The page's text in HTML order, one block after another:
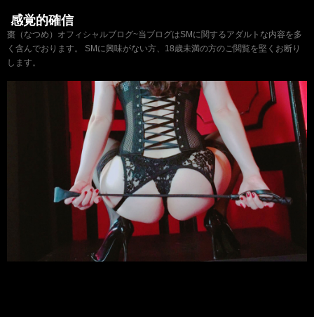
感覚的確信
棗（なつめ）オフィシャルブログ~当ブログはSMに関するアダルトな内容を多
く含んでおります。 SMに興味がない方、18歳未満の方のご閲覧を堅くお断り
します。